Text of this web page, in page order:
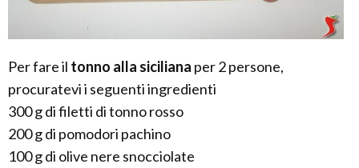
Per fare il tonno alla siciliana per 2 persone,
procuratevi i seguenti ingredienti
300 g di filetti di tonno rosso
200 g di pomodori pachino
100 g di olive nere snocciolate